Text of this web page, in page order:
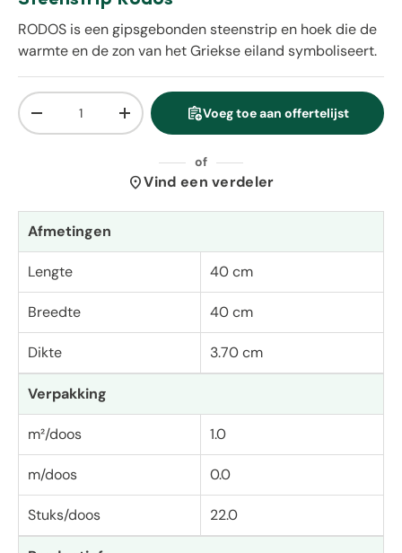
RODOS is een gipsgebonden steenstrip en hoek die de
warmte en de zon van het Griekse eiland symboliseert.
Aantal
Verlaag de hoeveelheidVerhoog de hoeveelheid
assignment_add Voeg toe aan offertelijst
of
location_onVind een verdeler
Afmetingen
Lengte 40 cm
Breedte 40 cm
Dikte 3.70 cm
Verpakking
m²/doos 1.0
m/doos 0.0
Stuks/doos 22.0